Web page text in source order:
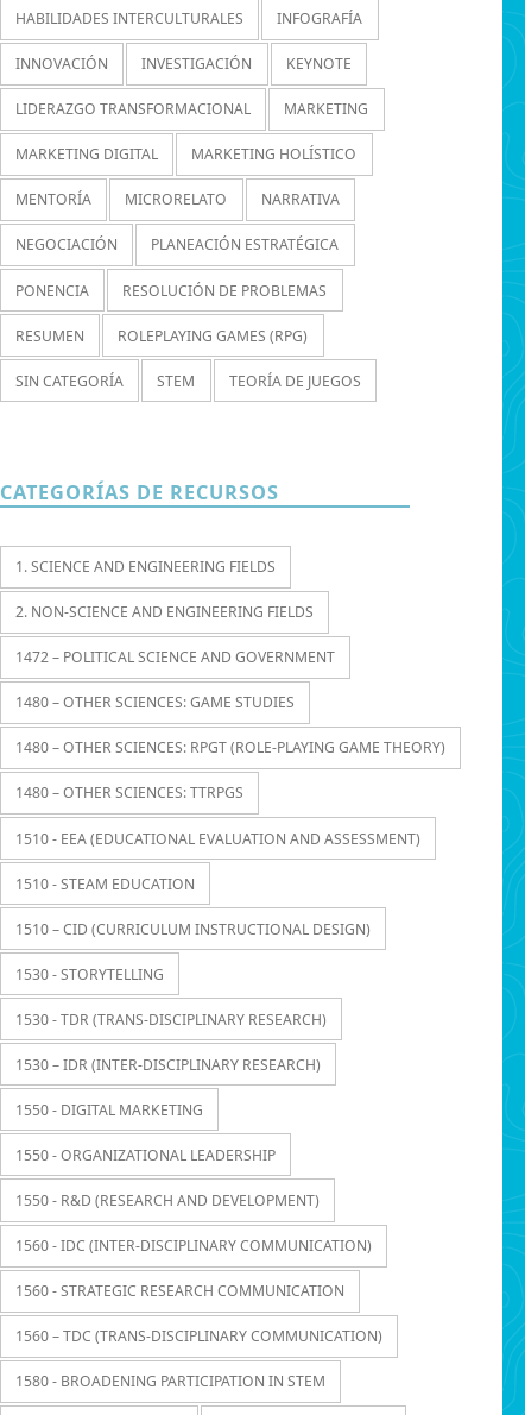
HABILIDADES INTERCULTURALES INFOGRAFÍA
INNOVACIÓN INVESTIGACIÓN KEYNOTE
LIDERAZGO TRANSFORMACIONAL MARKETING
MARKETING DIGITAL MARKETING HOLÍSTICO
MENTORÍA MICRORELATO NARRATIVA
NEGOCIACIÓN PLANEACIÓN ESTRATÉGICA
PONENCIA RESOLUCIÓN DE PROBLEMAS
RESUMEN ROLEPLAYING GAMES (RPG)
SIN CATEGORÍA STEM TEORÍA DE JUEGOS
CATEGORÍAS DE RECURSOS
1. SCIENCE AND ENGINEERING FIELDS
2. NON-SCIENCE AND ENGINEERING FIELDS
1472 – POLITICAL SCIENCE AND GOVERNMENT
1480 – OTHER SCIENCES: GAME STUDIES
1480 – OTHER SCIENCES: RPGT (ROLE-PLAYING GAME THEORY)
1480 – OTHER SCIENCES: TTRPGS
1510 - EEA (EDUCATIONAL EVALUATION AND ASSESSMENT)
1510 - STEAM EDUCATION
1510 – CID (CURRICULUM INSTRUCTIONAL DESIGN)
1530 - STORYTELLING
1530 - TDR (TRANS-DISCIPLINARY RESEARCH)
1530 – IDR (INTER-DISCIPLINARY RESEARCH)
1550 - DIGITAL MARKETING
1550 - ORGANIZATIONAL LEADERSHIP
1550 - R&D (RESEARCH AND DEVELOPMENT)
1560 - IDC (INTER-DISCIPLINARY COMMUNICATION)
1560 - STRATEGIC RESEARCH COMMUNICATION
1560 – TDC (TRANS-DISCIPLINARY COMMUNICATION)
1580 - BROADENING PARTICIPATION IN STEM